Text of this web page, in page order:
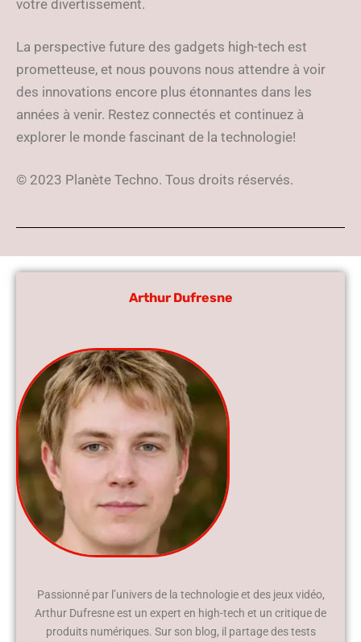
votre divertissement.
La perspective future des gadgets high-tech est
prometteuse, et nous pouvons nous attendre à voir
des innovations encore plus étonnantes dans les
années à venir. Restez connectés et continuez à
explorer le monde fascinant de la technologie!
© 2023 Planète Techno. Tous droits réservés.
Arthur Dufresne
Passionné par l’univers de la technologie et des jeux vidéo,
Arthur Dufresne est un expert en high-tech et un critique de
produits numériques. Sur son blog, il partage des tests